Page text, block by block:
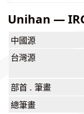
Unihan —
中國源
台灣源
部首 . 筆畫
總筆畫